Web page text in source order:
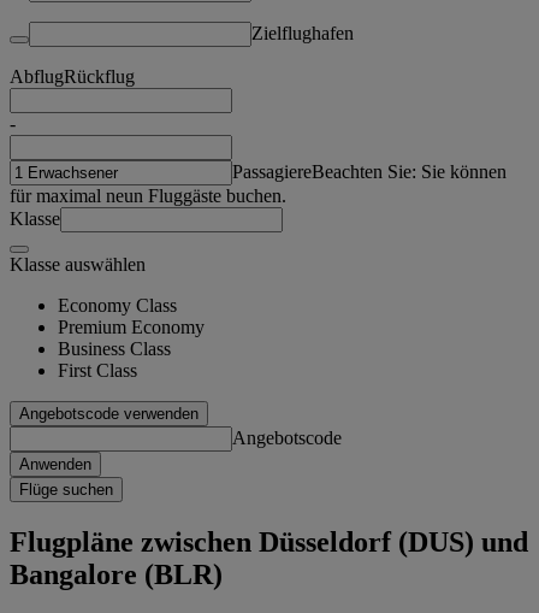
Zielflughafen
AbflugRückflug
-
PassagiereBeachten Sie: Sie können
für maximal neun Fluggäste buchen.
Klasse
Klasse auswählen
Economy Class
Premium Economy
Business Class
First Class
Angebotscode verwenden
Angebotscode
Anwenden
Flüge suchen
Flugpläne zwischen Düsseldorf (DUS) und
Bangalore (BLR)